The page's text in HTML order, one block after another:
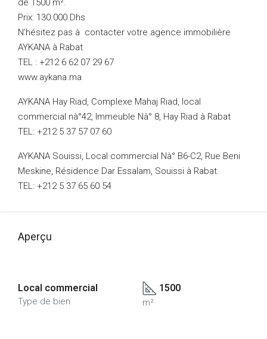
de 1500 m².
Prix: 130.000 Dhs
N’hésitez pas à contacter votre agence immobilière
AYKANA à Rabat
TEL : +212 6 62 07 29 67
www.aykana.ma
AYKANA Hay Riad, Complexe Mahaj Riad, local
commercial nà°42, Immeuble Nà° 8, Hay Riad à Rabat
TEL: +212 5 37 57 07 60
AYKANA Souissi, Local commercial Nà° B6-C2, Rue Beni
Meskine, Résidence Dar Essalam, Souissi à Rabat.
TEL: +212 5 37 65 60 54
Aperçu
Local commercial
Type de bien
1500
m²